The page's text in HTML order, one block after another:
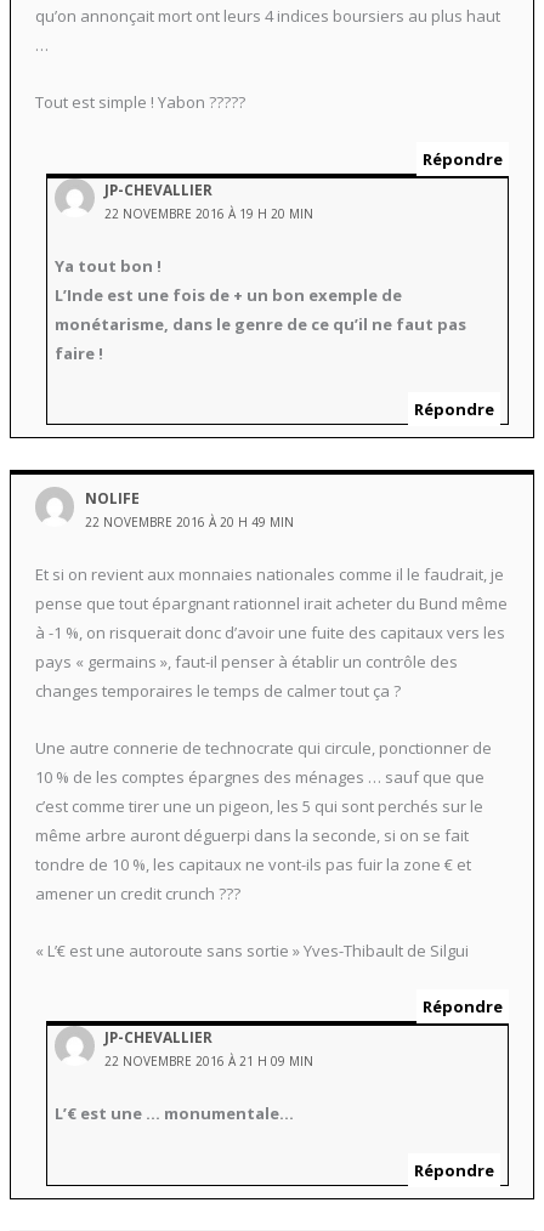
qu’on annonçait mort ont leurs 4 indices boursiers au plus haut
…
Tout est simple ! Yabon ?????
Répondre
JP-CHEVALLIER
22 NOVEMBRE 2016 À 19 H 20 MIN
Ya tout bon !
L’Inde est une fois de + un bon exemple de
monétarisme, dans le genre de ce qu’il ne faut pas
faire !
Répondre
NOLIFE
22 NOVEMBRE 2016 À 20 H 49 MIN
Et si on revient aux monnaies nationales comme il le faudrait, je
pense que tout épargnant rationnel irait acheter du Bund même
à -1 %, on risquerait donc d’avoir une fuite des capitaux vers les
pays « germains », faut-il penser à établir un contrôle des
changes temporaires le temps de calmer tout ça ?
Une autre connerie de technocrate qui circule, ponctionner de
10 % de les comptes épargnes des ménages … sauf que que
c’est comme tirer une un pigeon, les 5 qui sont perchés sur le
même arbre auront déguerpi dans la seconde, si on se fait
tondre de 10 %, les capitaux ne vont-ils pas fuir la zone € et
amener un credit crunch ???
« L’€ est une autoroute sans sortie » Yves-Thibault de Silgui
Répondre
JP-CHEVALLIER
22 NOVEMBRE 2016 À 21 H 09 MIN
L’€ est une … monumentale…
Répondre